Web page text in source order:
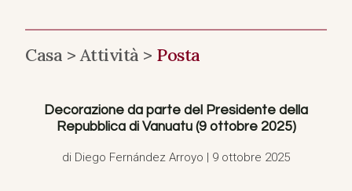
Casa >Attività > Posta
Decorazione da parte del Presidente della
Repubblica di Vanuatu (9 ottobre 2025)
di Diego Fernández Arroyo | 9 ottobre 2025